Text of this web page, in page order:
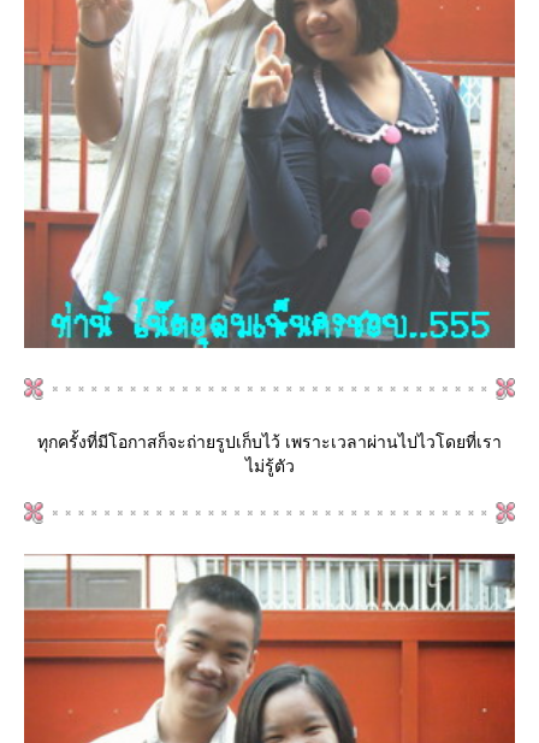
ทุกครั้งที่มีโอกาสก็จะถ่ายรูปเก็บไว้ เพราะเวลาผ่านไปไวโดยที่เรา
ไม่รู้ตัว